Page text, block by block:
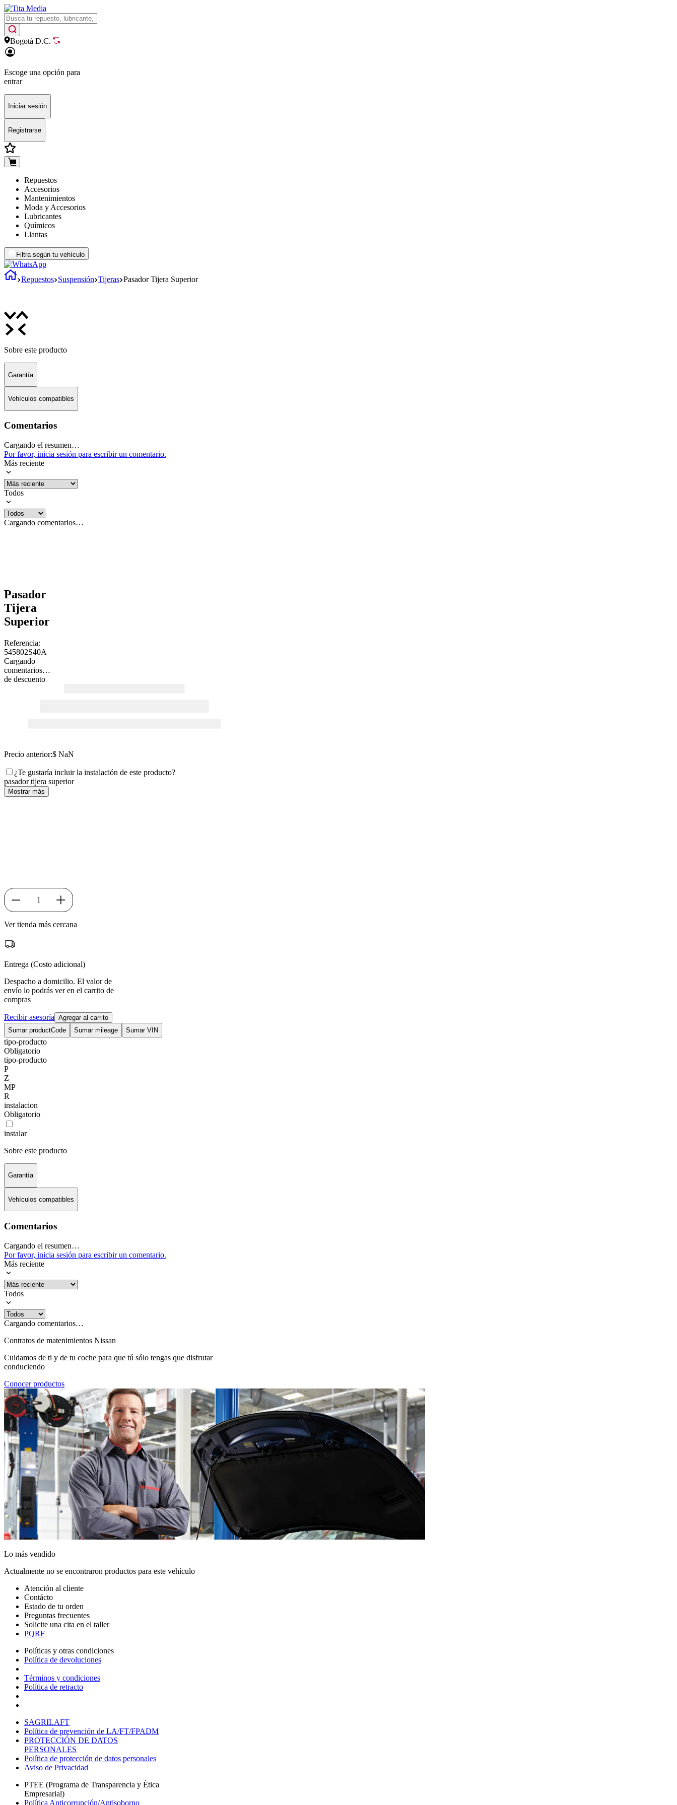
Bogotá D.C.
Escoge una opción para
entrar
Iniciar sesión
Registrarse
Repuestos
Accesorios
Mantenimientos
Moda y Accesorios
Lubricantes
Químicos
Llantas
Filtra según tu vehículo
Repuestos Suspensión Tijeras Pasador Tijera Superior
Sobre este producto
Garantía
Vehículos compatibles
Comentarios
Cargando el resumen…
Por favor, inicia sesión para escribir un comentario.
Más reciente
Todos
Cargando comentarios…
Pasador
Tijera
Superior
Referencia:
545802S40A
Cargando
comentarios…
de descuento
Precio anterior:$ NaN
¿Te gustaría incluir la instalación de este producto?
pasador tijera superior
Mostrar más
1
Ver tienda más cercana
Entrega (Costo adicional)
Despacho a domicilio. El valor de
envío lo podrás ver en el carrito de
compras
Recibir asesoría Agregar al carrito
Sumar productCode
Sumar mileage Sumar VIN
tipo-producto
Obligatorio
tipo-producto
P
Z
MP
R
instalacion
Obligatorio
instalar
Sobre este producto
Garantía
Vehículos compatibles
Comentarios
Cargando el resumen…
Por favor, inicia sesión para escribir un comentario.
Más reciente
Todos
Cargando comentarios…
Contratos de matenimientos Nissan
Cuidamos de ti y de tu coche para que tú sólo tengas que disfrutar
conduciendo
Conocer productos
Lo más vendido
Actualmente no se encontraron productos para este vehículo
Atención al cliente
Contácto
Estado de tu orden
Preguntas frecuentes
Solicite una cita en el taller
PQRF
Políticas y otras condiciones
Política de devoluciones
Términos y condiciones
Política de retracto
SAGRILAFT
Política de prevención de LA/FT/FPADM
PROTECCIÓN DE DATOS
PERSONALES
Política de protección de datos personales
Aviso de Privacidad
PTEE (Programa de Transparencia y Ética
Empresarial)
Política Anticorrupción/Antisoborno